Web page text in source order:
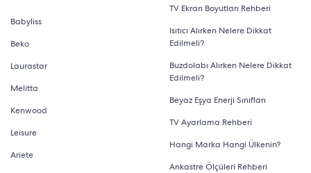
Babyliss
Beko
Laurastar
Melitta
Kenwood
Leisure
Ariete
TV Ekran Boyutları Rehberi
Isıtıcı Alırken Nelere Dikkat
Edilmeli?
Buzdolabı Alırken Nelere Dikkat
Edilmeli?
Beyaz Eşya Enerji Sınıfları
TV Ayarlama Rehberi
Hangi Marka Hangi Ülkenin?
Ankastre Ölçüleri Rehberi